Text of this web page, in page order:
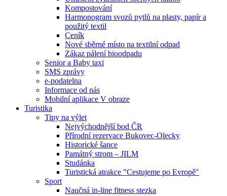
Kompostování
Harmonogram svozů pytlů na plasty, papír a
použitý textil
Ceník
Nové sběrné místo na textilní odpad
Zákaz pálení bioodpadu
Senior a Baby taxi
SMS zprávy
e-podatelna
Informace od nás
Mobilní aplikace V obraze
Turistika
Tipy na výlet
Nejvýchodnější bod ČR
Přírodní rezervace Bukovec-Olecky
Historické šance
Památný strom – JILM
Studánka
Turistická atrakce "Cestujeme po Evropě"
Sport
Naučná in-line fitness stezka